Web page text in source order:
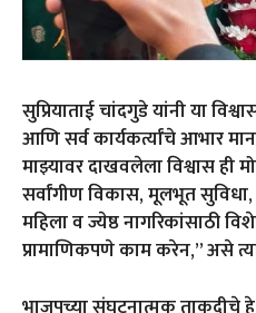
सुप्रियाताई चांदगुडे यांनी या
आणि सर्व कार्यकर्त्यांचे आभार
माझ्यावर दाखवलेला विश्वास ही
सर्वांगीण विकास, मूलभूत सुविधा,
महिला व ज्येष्ठ नागरिकांसाठी
प्रामाणिकपणे काम करेन,” असे